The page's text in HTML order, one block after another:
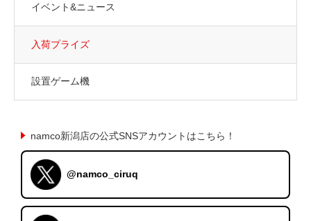
イベント&ニュース
入荷プライズ
設置ゲーム機
namco新潟店の公式SNSアカウントはこちら！
@namco_ciruq